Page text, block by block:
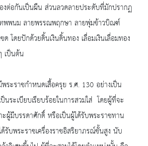
งต่อกันเป็นผืน ส่วนลวดลายประดับที่มักปรากฏ
ทพพนม ลายพรรณพฤกษา ลายพุ่มข้าวบิณฑ์
โดยปักด้วยดิ้นเงินดิ้นทอง เลื่อมเงินเลื่อมทอง
เป็นต้น
ระราชกำหนดเสื้อครุย ร.ศ. 130 อย่างเป็น
นระเบียบเรียบร้อยในการสวมใส่ โดยผู้ที่จะ
ะผู้มีบรรดาศักดิ์ หรือเป็นผู้ได้รับพระราชทาน
รับพระราชเครื่องราชอิสริยาภรณ์ชั้นสูง นับ